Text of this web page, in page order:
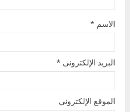
n
الاسم *
البريد الإلكتروني *
الموقع الإلكتروني